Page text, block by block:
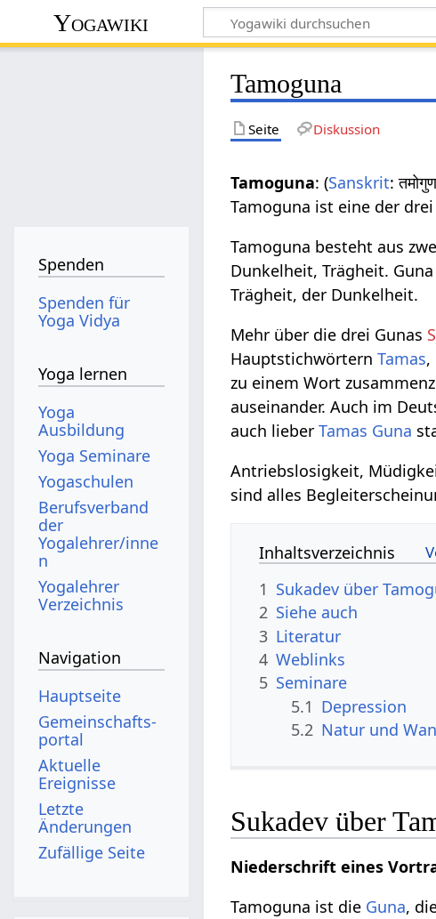
Yogawiki
Tamoguna
Seite Diskussion
Tamoguna: (Sanskrit:
Tamoguna ist eine der
Tamoguna besteht aus
Dunkelheit, Trägheit.
Trägheit, der Dunkelheit.
Mehr über die drei Gunas
HauptstichwörternTamas,
zu einem Wort
auseinander. Auch im
auch lieberTamas Guna
Antriebslosigkeit,
sind alles
Inhaltsverzeichnis
1 Sukadev über
2 Siehe auch
3 Literatur
4 Weblinks
5 Seminare
5.1 Depression
5.2 Natur und
Sukadev über
Niederschrift eines
Tamoguna ist die Guna,
Spenden
Spenden für
Yoga Vidya
Yoga lernen
Yoga
Ausbildung
Yoga Seminare
Yogaschulen
Berufsverband
der
Yogalehrer/inne
n
Yogalehrer
Verzeichnis
Navigation
Hauptseite
Gemeinschafts­
portal
Aktuelle
Ereignisse
Letzte
Änderungen
Zufällige Seite